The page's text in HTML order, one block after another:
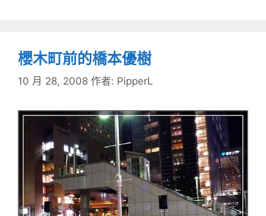
櫻木町前的橋本優樹
10 月 28, 2008 作者: PipperL